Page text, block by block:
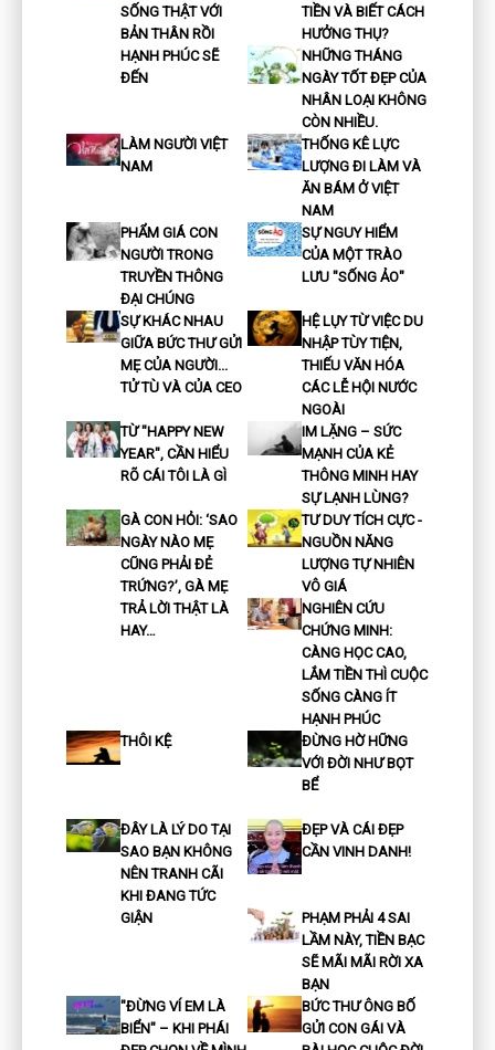
SỐNG THẬT VỚI
BẢN THÂN RỒI
HẠNH PHÚC SẼ
ĐẾN
TIỀN VÀ BIẾT CÁCH
HƯỞNG THỤ?
NHỮNG THÁNG
NGÀY TỐT ĐẸP CỦA
NHÂN LOẠI KHÔNG
CÒN NHIỀU.
LÀM NGƯỜI VIỆT
NAM
THỐNG KÊ LỰC
LƯỢNG ĐI LÀM VÀ
ĂN BÁM Ở VIỆT
NAM
PHẨM GIÁ CON
NGƯỜI TRONG
TRUYỀN THÔNG
ĐẠI CHÚNG
SỰ NGUY HIỂM
CỦA MỘT TRÀO
LƯU "SỐNG ẢO"
SỰ KHÁC NHAU
GIỮA BỨC THƯ GỬI
MẸ CỦA NGƯỜI...
TỬ TÙ VÀ CỦA CEO
HỆ LỤY TỪ VIỆC DU
NHẬP TÙY TIỆN,
THIẾU VĂN HÓA
CÁC LỄ HỘI NƯỚC
NGOÀI
TỪ "HAPPY NEW
YEAR", CẦN HIỂU
RÕ CÁI TÔI LÀ GÌ
IM LẶNG – SỨC
MẠNH CỦA KẺ
THÔNG MINH HAY
SỰ LẠNH LÙNG?
GÀ CON HỎI: ‘SAO
NGÀY NÀO MẸ
CŨNG PHẢI ĐẺ
TRỨNG?’, GÀ MẸ
TRẢ LỜI THẬT LÀ
HAY…
TƯ DUY TÍCH CỰC -
NGUỒN NĂNG
LƯỢNG TỰ NHIÊN
VÔ GIÁ
NGHIÊN CỨU
CHỨNG MINH:
CÀNG HỌC CAO,
LẮM TIỀN THÌ CUỘC
SỐNG CÀNG ÍT
HẠNH PHÚC
THÔI KỆ
ĐỪNG HỜ HỮNG
VỚI ĐỜI NHƯ BỌT
BỂ
ĐÂY LÀ LÝ DO TẠI
SAO BẠN KHÔNG
NÊN TRANH CÃI
KHI ĐANG TỨC
GIẬN
ĐẸP VÀ CÁI ĐẸP
CẦN VINH DANH!
PHẠM PHẢI 4 SAI
LẦM NÀY, TIỀN BẠC
SẼ MÃI MÃI RỜI XA
BẠN
"ĐỪNG VÍ EM LÀ
BIỂN" – KHI PHÁI
BỨC THƯ ÔNG BỐ
GỬI CON GÁI VÀ